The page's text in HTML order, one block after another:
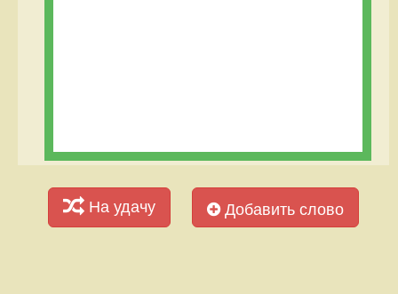
На удачу Добавить слово